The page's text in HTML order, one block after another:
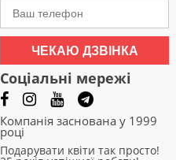
ЧЕКАЮ ДЗВІНКА
Соціальні мережі
Компанія заснована у 1999
році
Подарувати квіти так просто!